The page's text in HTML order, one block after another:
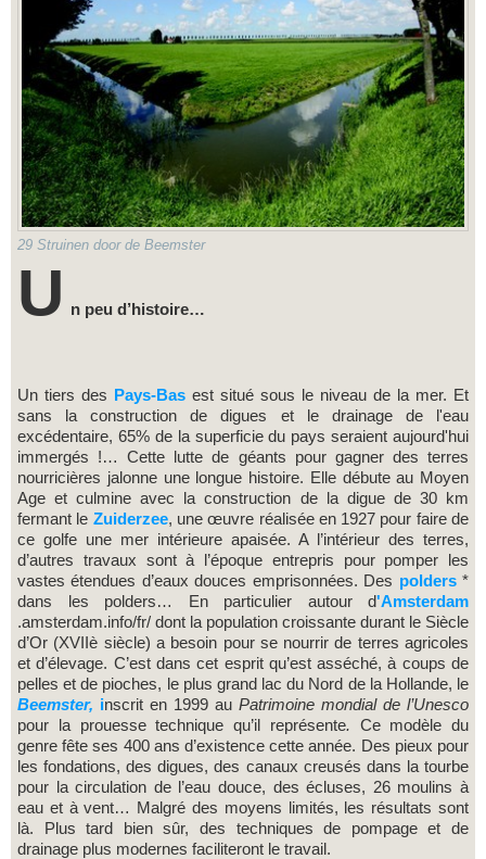
29 Struinen door de Beemster
U n peu d’histoire…
Un tiers des Pays-Bas est situé sous le niveau de la mer. Et
sans la construction de digues et le drainage de l'eau
excédentaire, 65% de la superficie du pays seraient aujourd'hui
immergés !… Cette lutte de géants pour gagner des terres
nourricières jalonne une longue histoire. Elle débute au Moyen
Age et culmine avec la construction de la digue de 30 km
fermant le Zuiderzee, une œuvre réalisée en 1927 pour faire de
ce golfe une mer intérieure apaisée. A l’intérieur des terres,
d’autres travaux sont à l’époque entrepris pour pomper les
vastes étendues d’eaux douces emprisonnées. Des polders*
dans les polders… En particulier autour d'Amsterdam
.amsterdam.info/fr/ dont la population croissante durant le Siècle
d’Or (XVIIè siècle) a besoin pour se nourrir de terres agricoles
et d’élevage. C’est dans cet esprit qu’est asséché, à coups de
pelles et de pioches, le plus grand lac du Nord de la Hollande, le
Beemster, inscrit en 1999 au Patrimoine mondial de l’Unesco
pour la prouesse technique qu’il représente. Ce modèle du
genre fête ses 400 ans d’existence cette année. Des pieux pour
les fondations, des digues, des canaux creusés dans la tourbe
pour la circulation de l’eau douce, des écluses, 26 moulins à
eau et à vent… Malgré des moyens limités, les résultats sont
là. Plus tard bien sûr, des techniques de pompage et de
drainage plus modernes faciliteront le travail.